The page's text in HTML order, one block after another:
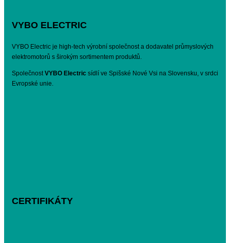
VYBO ELECTRIC
VYBO Electric je high-tech výrobní společnost a dodavatel průmyslových
elektromotorů s širokým sortimentem produktů.
SpolečnostVYBO Electric sídlí ve Spišské Nové Vsi na Slovensku, v srdci
Evropské unie.
CERTIFIKÁTY